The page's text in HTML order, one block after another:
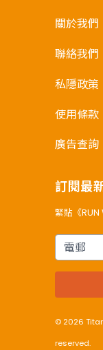
關於我們
聯絡我們
私隱政策
使用條款
廣告查詢
訂閱最
緊貼《
電郵
© 2026
reserved.